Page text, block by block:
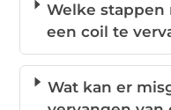
Welke stappen
een coil te
Wat kan er